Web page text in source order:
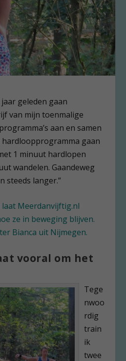
geleden gaan
van mijn toenmalige
aan en samen
hardloopprogramma gaan
1 minuut hardlopen
wandelen. Gaandeweg
steeds langer.”
Meerdanvijftig.nl
ze in beweging blijven.
Bianca uit Nijmegen.
vooral om het
Tege
nwoo
rdig
train
ik
twee